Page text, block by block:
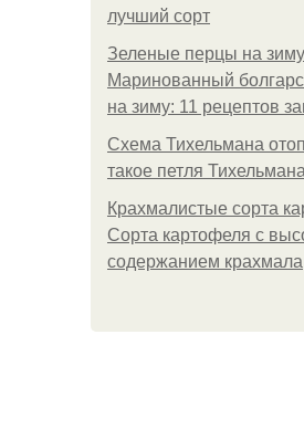
лучший сорт
Зеленые перцы на
Маринованный
на зиму: 11 рецептов
Схема Тихельмана
такое петля
Крахмалистые сорта
Сорта картофеля с
содержанием крахмала